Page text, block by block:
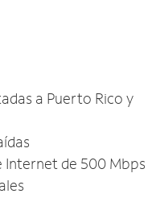
a Puerto Rico y
Internet de 500 Mbps